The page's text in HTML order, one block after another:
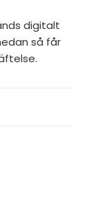
digitalt
så får